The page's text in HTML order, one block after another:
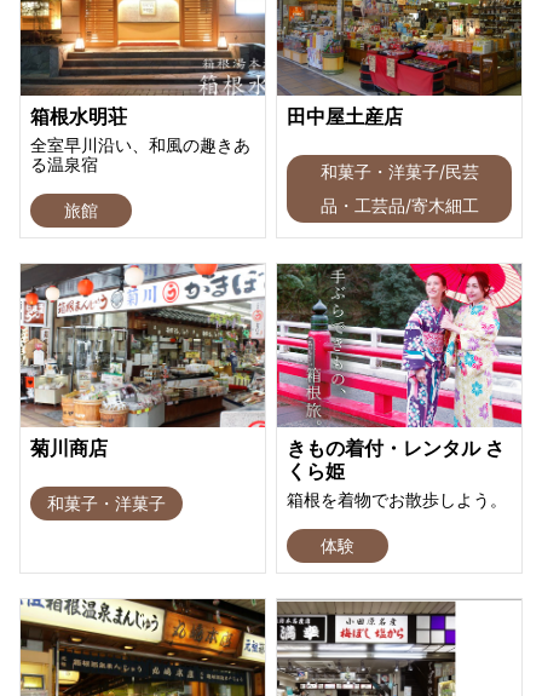
箱根水明荘
全室早川沿い、和風の趣きあ
る温泉宿
旅館
田中屋土産店
和菓子・洋菓子/民芸
品・工芸品/寄木細工
菊川商店
和菓子・洋菓子
きもの着付・レンタル さ
くら姫
箱根を着物でお散歩しよう。
体験